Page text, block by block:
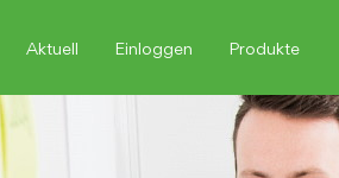
Aktuell Einloggen Produkte